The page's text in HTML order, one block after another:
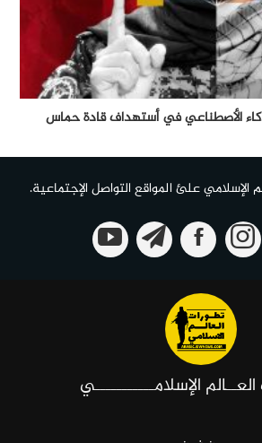
الأصطناعي في أستهداف قادة حماس
الإسلامي علئ المواقع التواصل الإجتماعية.
الإسلامـــــــــــي